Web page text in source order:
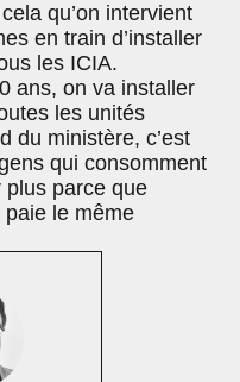
qu’on intervient
en train d’installer
les ICIA.
ans, on va installer
les unités
du ministère, c’est
qui consomment
plus parce que
le même